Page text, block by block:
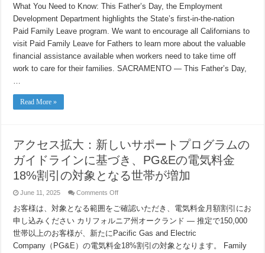
Father’s
Day,
EDD
Highlights
the
Benefits
Dads
Can
Receive
Through
What You Need to Know: This Father’s Day, the Employment
Development Department highlights the State’s first-in-the-nation
Paid Family Leave program. We want to encourage all Californians to
visit Paid Family Leave for Fathers to learn more about the valuable
financial assistance available when workers need to take time off
work to care for their families. SACRAMENTO — This Father’s Day,
…
Read More »
アクセス拡大：新しいサポートプログラムの
ガイドラインに基づき、PG&Eの電気料金
18%割引の対象となる世帯が増加
June 11, 2025 Comments Offon
ク
セ
ス
拡
大：
お客様は、対象となる範囲をご確認いただき、電気料金月額割引にお
申し込みください カリフォルニア州オークランド — 推定で150,000
世帯以上のお客様が、新たにPacific Gas and Electric
Company（PG&E）の電気料金18%割引の対象となります。 Family